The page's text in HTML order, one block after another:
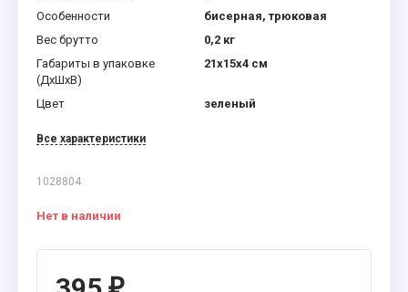
Особенности
бисерная, трюковая
Вес брутто
0,2 кг
Габариты в упаковке
(ДхШхВ)
21x15x4 см
Цвет зеленый
Все характеристики
1028804
Нет в наличии